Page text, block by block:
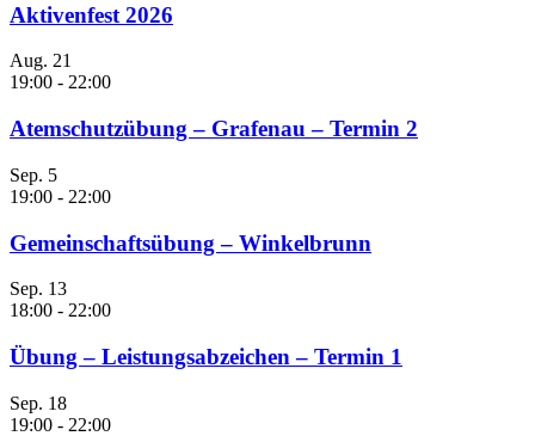
Aktivenfest 2026
Aug. 21
19:00 - 22:00
Atemschutzübung – Grafenau – Termin 2
Sep. 5
19:00 - 22:00
Gemeinschaftsübung – Winkelbrunn
Sep. 13
18:00 - 22:00
Übung – Leistungsabzeichen – Termin 1
Sep. 18
19:00 - 22:00